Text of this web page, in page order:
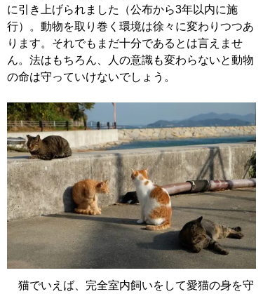
に引き上げられました（公布から3年以内に施
行）。動物を取り巻く環境は徐々に変わりつつあ
ります。それでもまだ十分であるとは言えませ
ん。法はもちろん、人の意識も変わらないと動物
の命は守っていけないでしょう。
猫でいえば、完全室内飼いをして愛猫の身を守